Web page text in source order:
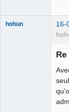
hohun 16-